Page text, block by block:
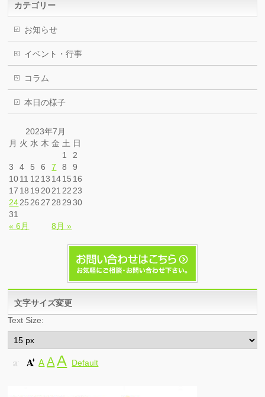
カテゴリー
お知らせ
イベント・行事
コラム
本日の様子
2023年7月
月 火 水 木 金 土 日
« 6月 8月 »
1
2
3
4 5 6 7 8
9
1011 12 13 1415 16
17 18 19 2021 22 23
2425 26 27 28 29 30
31
文字サイズ変更
Text Size:
A A A Default